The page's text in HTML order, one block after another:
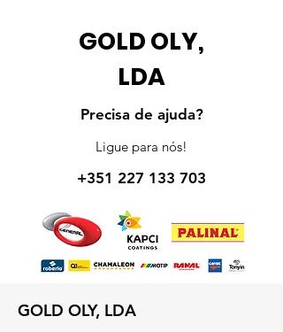
GOLD OLY,
LDA
Precisa de ajuda?
Ligue para nós!
+351 227 133 703
GOLD OLY, LDA